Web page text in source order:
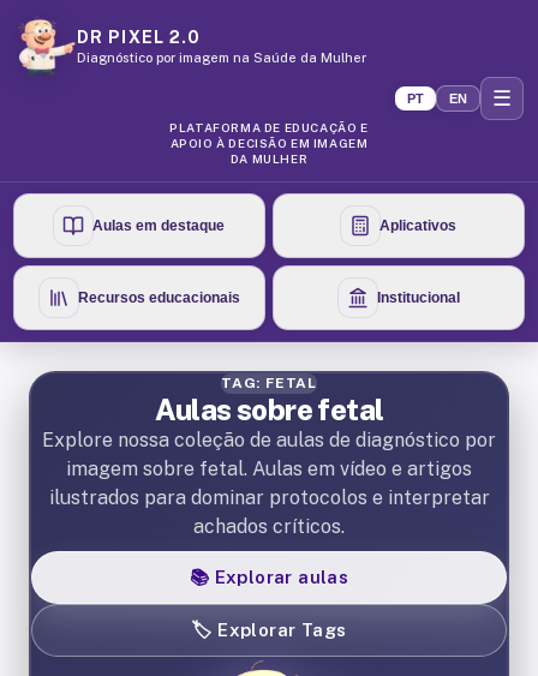
DR PIXEL 2.0
Diagnóstico por imagem na Saúde da Mulher
PLATAFORMA DE EDUCAÇÃO E
APOIO À DECISÃO EM IMAGEM
DA MULHER
PT EN ☰
Aulas em destaque Aplicativos
Recursos educacionais Institucional
TAG: FETAL
Aulas sobre fetal
Explore nossa coleção de aulas de diagnóstico por
imagem sobre fetal. Aulas em vídeo e artigos
ilustrados para dominar protocolos e interpretar
achados críticos.
📚 Explorar aulas
🏷️ Explorar Tags